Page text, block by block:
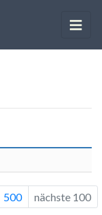
500 nächste 100